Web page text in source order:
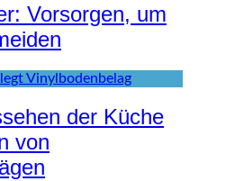
Vorsorgen, um
der Küche
von